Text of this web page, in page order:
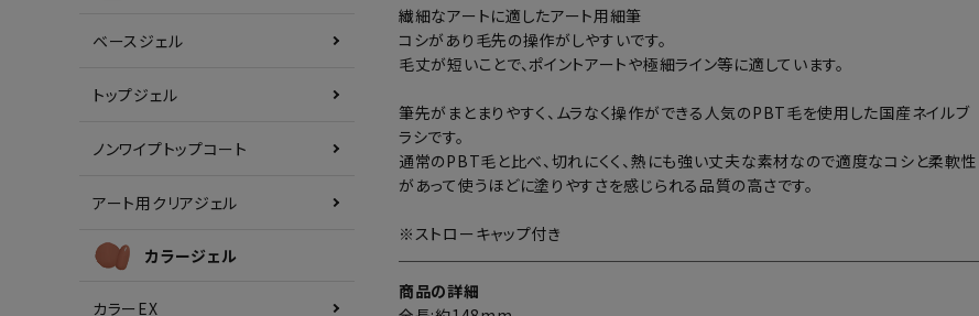
ベースジェル
トップジェル
ノンワイプトップコート
アート用クリアジェル
カラージェル
カラーEX
繊細なアートに適したアート用細筆
コシがあり毛先の操作がしやすいです。
毛丈が短いことで、ポイントアートや極細ライン等に適しています。
筆先がまとまりやすく、ムラなく操作ができる人気のPBT毛を使用した国産ネイルブ
ラシです。
通常のPBT毛と比べ、切れにくく、熱にも強い丈夫な素材なので適度なコシと柔軟性
があって使うほどに塗りやすさを感じられる品質の高さです。
※ストローキャップ付き
商品の詳細